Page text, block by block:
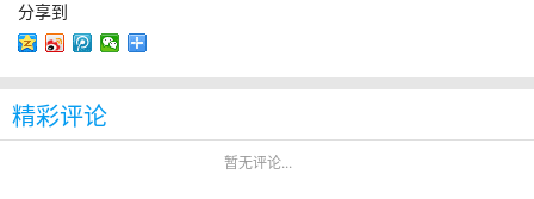
分享到
精彩评论
暂无评论...